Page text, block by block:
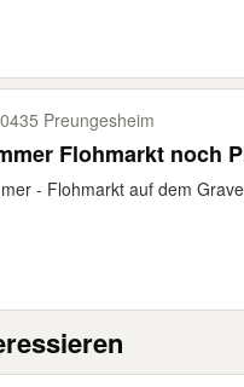
Preungesheim
Flohmarkt noch
- Flohmarkt auf dem